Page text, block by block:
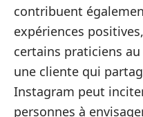
contribuent
expériences
certains praticiens
une cliente qui
Instagram peut
personnes à